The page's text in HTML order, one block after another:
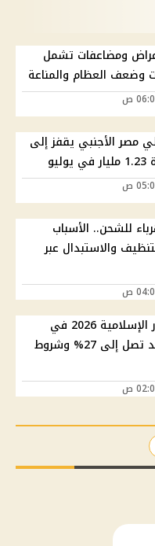
فيتامين د.. 7 أعراض ومضاعفات تشمل
وضعف العظام والمناعة
مصر الأجنبي يقفز إلى
للشحن.. الأسباب
والاستبدال عبر
أفضل شهادات الادخار الإسلامية 2026 في
البنوك المصرية.. عوائد تصل إلى 27% وشروط